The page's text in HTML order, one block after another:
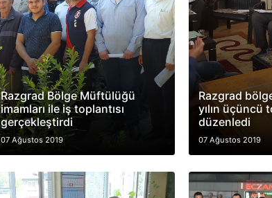
Razgrad Bölge Müftülüğü
imamları ile iş toplantısı
gerçekleştirdi
07 Ağustos 2019
Razgrad
yılın üçüncü
düzenledi
07 Ağustos 2019